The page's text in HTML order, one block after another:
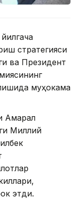
стратегияси
ва Президент
муҳокама
Ақмарал
Миллий
этди.